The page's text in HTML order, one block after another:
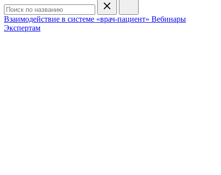
Взаимодействие в системе «врач-пациент» Вебинары
Экспертам